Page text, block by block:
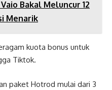
Bakal Meluncur 12
Menarik
kuota bonus untuk
Tiktok.
paket Hotrod mulai dari 3